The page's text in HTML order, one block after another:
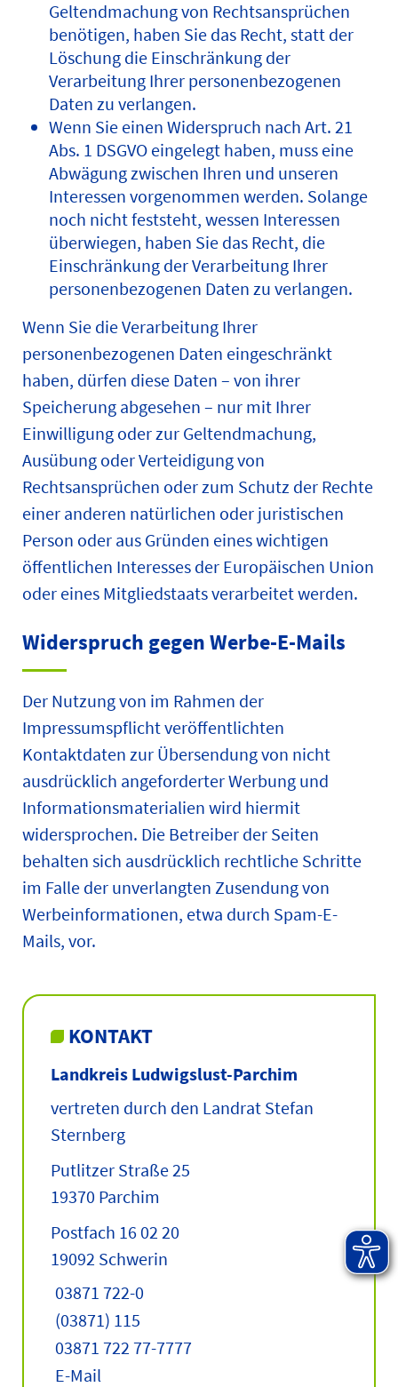
Geltendmachung von Rechtsansprüchen
benötigen, haben Sie das Recht, statt der
Löschung die Einschränkung der
Verarbeitung Ihrer personenbezogenen
Daten zu verlangen.
Wenn Sie einen Widerspruch nach Art. 21
Abs. 1 DSGVO eingelegt haben, muss eine
Abwägung zwischen Ihren und unseren
Interessen vorgenommen werden. Solange
noch nicht feststeht, wessen Interessen
überwiegen, haben Sie das Recht, die
Einschränkung der Verarbeitung Ihrer
personenbezogenen Daten zu verlangen.
Wenn Sie die Verarbeitung Ihrer
personenbezogenen Daten eingeschränkt
haben, dürfen diese Daten – von ihrer
Speicherung abgesehen – nur mit Ihrer
Einwilligung oder zur Geltendmachung,
Ausübung oder Verteidigung von
Rechtsansprüchen oder zum Schutz der Rechte
einer anderen natürlichen oder juristischen
Person oder aus Gründen eines wichtigen
öffentlichen Interesses der Europäischen Union
oder eines Mitgliedstaats verarbeitet werden.
Widerspruch gegen Werbe-E-Mails
Der Nutzung von im Rahmen der
Impressumspflicht veröffentlichten
Kontaktdaten zur Übersendung von nicht
ausdrücklich angeforderter Werbung und
Informationsmaterialien wird hiermit
widersprochen. Die Betreiber der Seiten
behalten sich ausdrücklich rechtliche Schritte
im Falle der unverlangten Zusendung von
Werbeinformationen, etwa durch Spam-E-
Mails, vor.
KONTAKT
Landkreis Ludwigslust-Parchim
vertreten durch den Landrat Stefan
Sternberg
Putlitzer Straße 25
19370 Parchim
Postfach 16 02 20
19092 Schwerin
03871 722-0
(03871) 115
03871 722 77-7777
E-Mail